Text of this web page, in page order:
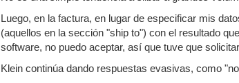
Luego, en la factura, en lugar de especificar mis
(aquellos en la sección "ship to") con el resultado
software, no puedo aceptar, así que tuve que
Klein continúa dando respuestas evasivas, como